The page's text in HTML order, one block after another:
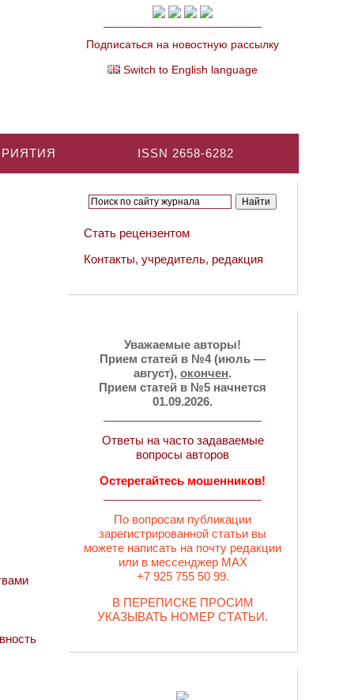
Подписаться на новостную рассылку
Switch to English language
ISSN 2658-6282
Стать рецензентом
Контакты, учредитель, редакция
Уважаемые авторы!
Прием статей в №4 (июль —
август), окончен.
Прием статей в №5 начнется
01.09.2026.
Ответы на часто задаваемые
вопросы авторов
Остерегайтесь мошенников!
По вопросам публикации
зарегистрированной статьи вы
можете написать на почту редакции
или в мессенджер MAX
+7 925 755 50 99.
В ПЕРЕПИСКЕ ПРОСИМ
УКАЗЫВАТЬ НОМЕР СТАТЬИ.